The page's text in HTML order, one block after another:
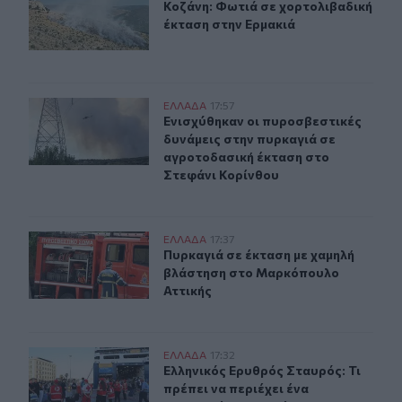
Κοζάνη: Φωτιά σε χορτολιβαδική
Κοζάνη: Φωτιά σε χορτολιβαδική
έκταση στην Ερμακιά
Ενισχύθηκαν οι πυροσβεστικές δυνάμεις στην
ΕΛΛAΔΑ 17:57
Ενισχύθηκαν οι πυροσβεστικές
Ενισχύθηκαν οι πυροσβεστικές
δυνάμεις στην πυρκαγιά σε
αγροτοδασική έκταση στο
Στεφάνι Κορίνθου
Πυρκαγιά σε έκταση με χαμηλή βλάστηση στο
ΕΛΛAΔΑ 17:37
Πυρκαγιά σε έκταση με χαμηλή
Πυρκαγιά σε έκταση με χαμηλή
βλάστηση στο Μαρκόπουλο
Αττικής
Ελληνικός Ερυθρός Σταυρός: Τι πρέπει να περιέχει
ΕΛΛAΔΑ 17:32
Ελληνικός Ερυθρός Σταυρός: Τι
Ελληνικός Ερυθρός Σταυρός: Τι
πρέπει να περιέχει ένα